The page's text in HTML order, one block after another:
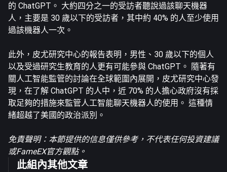
的 ChatGPT。 大約四分之一的受訪者聽說過該聊天機器
人，主要是 30 歲以下的受訪者，其中約 40% 的人至少使用
過該機器人一次。
此外，皮尤研究中心的報告表明，男性、30 歲以下的個人
以及受過研究生教育的人更有可能參與 ChatGPT。 隨著有
關人工智能監管的討論在全球範圍內展開，皮尤研究中心發
現，在了解 ChatGPT 的人中，近 70% 的人擔心政府沒有採
取足夠的措施來監管人工智能聊天機器人的使用。 這種情
緒超越了美國的政治派別。
免責聲明：本節提供的信息僅供參考，不代表任何投資建議
或FameEX官方觀點。
此組內其他文章